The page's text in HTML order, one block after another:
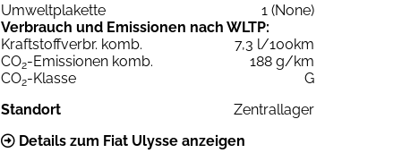
Umweltplakette
1 (None)
Verbrauch und Emissionen nach WLTP:
Kraftstoffverbr. komb.
7,3 l/100km
CO2-Emissionen komb.
188 g/km
CO2-Klasse
G
Standort
Zentrallager
Details zum Fiat Ulysse anzeigen